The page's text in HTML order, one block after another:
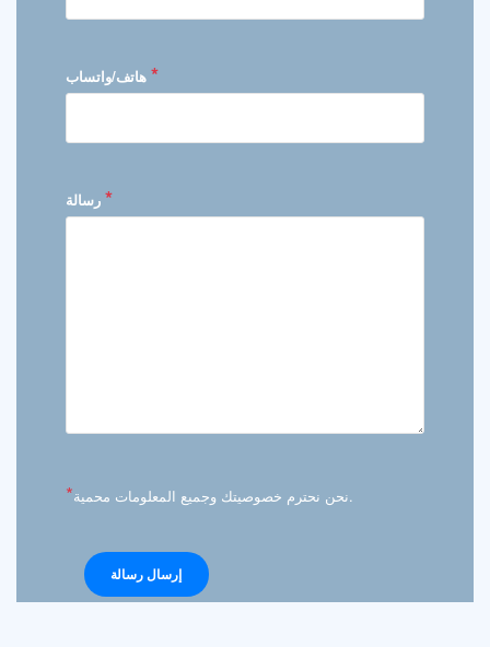
*
*
* نحن نحترم خصوصيتك وجميع المعلومات محمية.